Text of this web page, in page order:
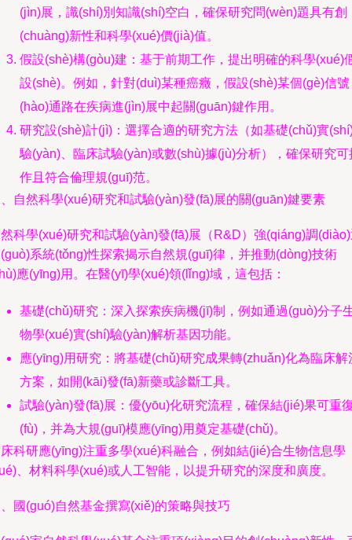
(jìn)展，識(shí)別知識(shí)空白，確保研究問(wèn)題具有創
(chuàng)新性和科學(xué)價(jià)值。
假設(shè)構(gòu)建：基于前期工作，提出明確的科學(xué)
設(shè)。例如，針對(duì)某種癌癥，假設(shè)某個(gè)信號
(hào)通路在疾病進(jìn)展中起關(guān)鍵作用。
研究設(shè)計(jì)：選擇合適的研究方法（如基礎(chǔ)實
驗(yàn)、臨床試驗(yàn)或數(shù)據(jù)分析），確保研究可
作且符合倫理規(guī)范。
自然科學(xué)研究和試驗(yàn)發(fā)展的關(guān)鍵要素
科學(xué)研究和試驗(yàn)發(fā)展（R&D）強(qiáng)調
系統(tǒng)性探索揭示自然規(guī)律，并推動(dòng)技術
應(yīng)用。在醫(yī)學(xué)領(lǐng)域，這包括：
基礎(chǔ)研究：深入探索疾病機(jī)制，例如通過(guò)分子
物學(xué)實(shí)驗(yàn)解析基因功能。
應(yīng)用研究：將基礎(chǔ)研究成果轉(zhuǎn)化為臨床解
方案，如開(kāi)發(fā)新藥或診斷工具。
試驗(yàn)發(fā)展：優(yōu)化研究流程，確保結(jié)果可重
(fù)，并為大規(guī)模應(yīng)用奠定基礎(chǔ)。
科研應(yīng)注重多學(xué)科融合，例如結(jié)合生物信息學
、材料科學(xué)或人工智能，以提升研究的深度和廣度。
國(guó)自然基金撰寫(xiě)的策略與技巧